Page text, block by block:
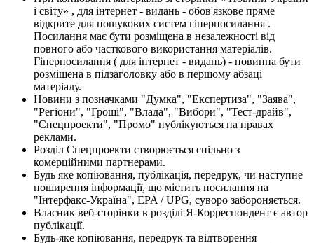
і світу» , для інтернет - видань - обов'язкове пряме
відкрите для пошукових систем гіперпосилання .
Посилання має бути розміщена в незалежності від
повного або часткового використання матеріалів.
Гіперпосилання ( для інтернет - видань) - повинна бути
розміщена в підзаголовку або в першому абзаці
матеріалу.
Новини з позначками "Думка", "Експертиза", "Заява",
"Регіони", "Гроші", "Влада", "Вибори", "Тест-драйв",
"Спецпроекти", "Промо" публікуються на правах
реклами.
Розділ Спецпроекти створюється спільно з
комерційними партнерами.
Будь яке копіювання, публікація, передрук, чи наступне
поширення інформації, що містить посилання на
"Інтерфакс-Україна", EPA / UPG, суворо забороняється.
Власник веб-сторінки в розділі Я-Корреспондент є автор
публікації.
Будь-яке копіювання, передрук та відтворення